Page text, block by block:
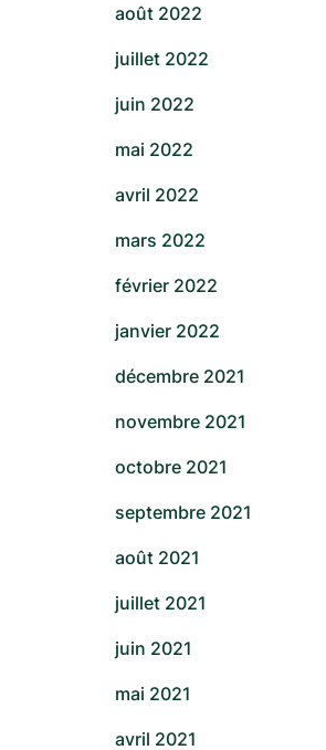
août 2022
juillet 2022
juin 2022
mai 2022
avril 2022
mars 2022
février 2022
janvier 2022
décembre 2021
novembre 2021
octobre 2021
septembre 2021
août 2021
juillet 2021
juin 2021
mai 2021
avril 2021